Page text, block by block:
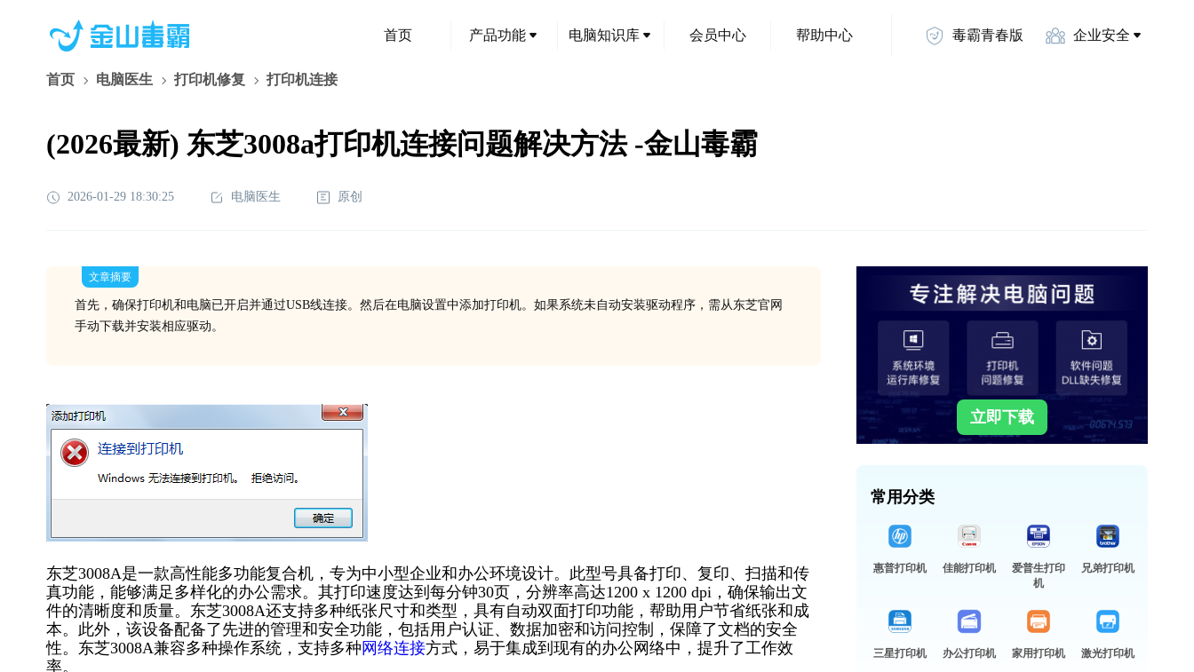
首页 产品功能 电脑知识库 会员中心 帮助中心 毒霸青春版 企业安全
首页 电脑医生 打印机修复 打印机连接
(2026最新) 东芝3008a打印机连接问题解决方法 -金山毒霸
2026-01-29 18:30:25 电脑医生 原创
文章摘要
首先，确保打印机和电脑已开启并通过USB线连接。然后在电脑设置中添加打印机。如果系统未自动安装驱动程序，需从东芝官网
手动下载并安装相应驱动。
东芝3008A是一款高性能多功能复合机，专为中小型企业和办公环境设计。此型号具备打印、复印、扫描和传
真功能，能够满足多样化的办公需求。其打印速度达到每分钟30页，分辨率高达1200 x 1200 dpi，确保输出文
件的清晰度和质量。东芝3008A还支持多种纸张尺寸和类型，具有自动双面打印功能，帮助用户节省纸张和成
本。此外，该设备配备了先进的管理和安全功能，包括用户认证、数据加密和访问控制，保障了文档的安全
性。东芝3008A兼容多种操作系统，支持多种 网络连接方式，易于集成到现有的办公网络中，提升了工作效
率。
立即下载
常用分类
惠普打印机 佳能打印机
爱普生打印
机
兄弟打印机
三星打印机 办公打印机 家用打印机 激光打印机